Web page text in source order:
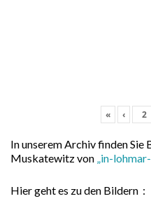
« ‹
In unserem Archiv finden
Muskatewitz von „in-
Hier geht es zu den Bildern :